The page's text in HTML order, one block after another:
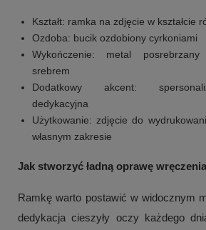
Kształt: ramka na zdjęcie w kształcie
Ozdoba: bucik ozdobiony cyrkoniami
Wykończenie: metal
srebrem
Dodatkowy akcent:
dedykacyjna
Użytkowanie: zdjęcie do
własnym zakresie
Jak stworzyć ładną oprawę
Ramkę warto postawić w widocznym
dedykacja cieszyły oczy każdego